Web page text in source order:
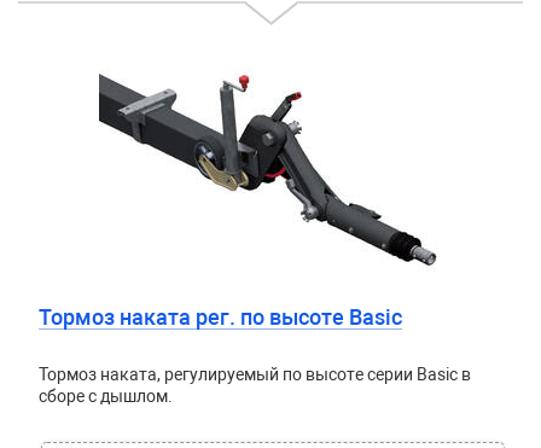
Тормоз наката рег. по высоте Basic
Тормоз наката, регулируемый по высоте серии Basic в
сборе с дышлом.